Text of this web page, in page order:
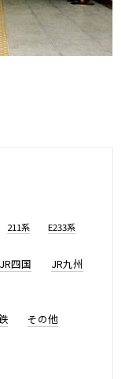
211系 E233系
JR四国 JR九州
その他